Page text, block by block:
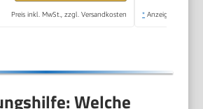
Preis inkl. MwSt., zzgl. Versandkosten * Anzeige
Welche